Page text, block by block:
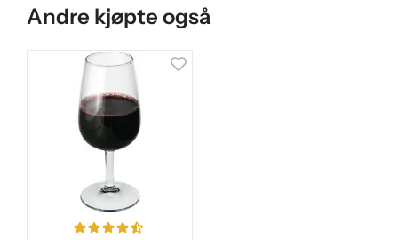
Andre kjøpte også